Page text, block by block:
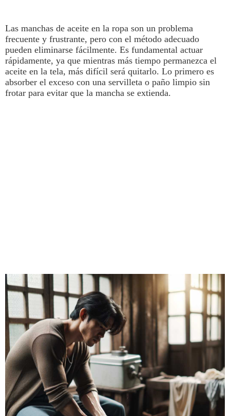
Las manchasde aceite en la ropa son un problema
frecuente y frustrante, pero con el método adecuado
pueden eliminarse fácilmente. Es fundamental actuar
rápidamente, ya que mientras más tiempo permanezca el
aceite en la tela, más difícil será quitarlo. Lo primero es
absorber el exceso con una servilleta o paño limpio sin
frotar para evitar que la mancha se extienda.